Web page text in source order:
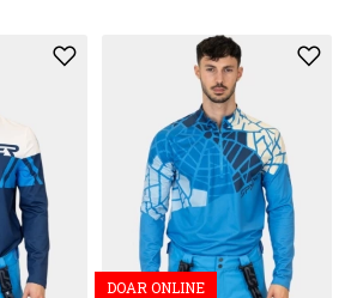
DOAR ONLINE